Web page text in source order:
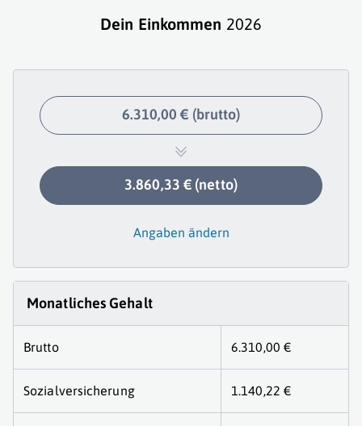
Dein Einkommen 2026
6.310,00 € (brutto)
3.860,33 € (netto)
Angaben ändern
Monatliches Gehalt
Brutto 6.310,00 €
Sozialversicherung 1.140,22 €